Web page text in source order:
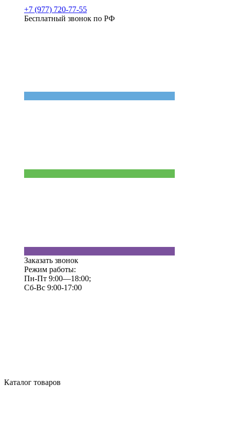
+7 (977) 720-77-55
Бесплатный звонок по РФ
Заказать звонок
Режим работы:
Пн-Пт 9:00—18:00;
Сб-Вс 9:00-17:00
Каталог товаров